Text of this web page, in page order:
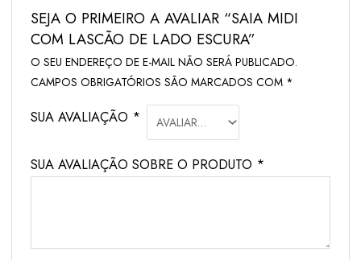
SEJA O PRIMEIRO A AVALIAR “SAIA MIDI
COM LASCÃO DE LADO ESCURA”
O SEU ENDEREÇO DE E-MAIL NÃO SERÁ PUBLICADO.
CAMPOS OBRIGATÓRIOS SÃO MARCADOS COM *
SUA AVALIAÇÃO *
SUA AVALIAÇÃO SOBRE O PRODUTO *